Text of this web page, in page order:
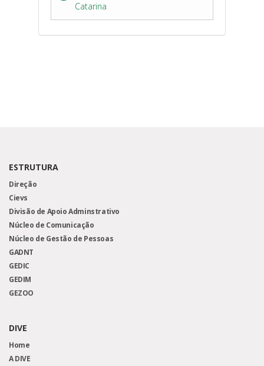
Catarina
ESTRUTURA
Direção
Cievs
Divisão de Apoio Adminstrativo
Núcleo de Comunicação
Núcleo de Gestão de Pessoas
GADNT
GEDIC
GEDIM
GEZOO
DIVE
Home
A DIVE